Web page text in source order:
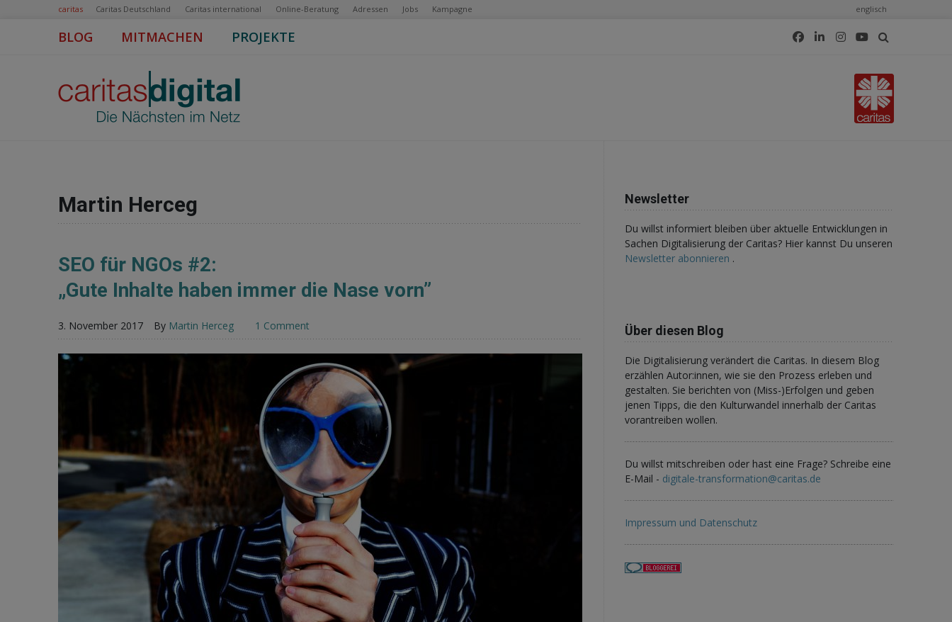
caritas Caritas Deutschland Caritas international Online-Beratung Adressen Jobs Kampagne englisch
BLOG MITMACHEN PROJEKTE
Martin Herceg
SEO für NGOs #2:
„Gute Inhalte haben immer die Nase vorn”
3. November 2017 By Martin Herceg 1 Comment
Newsletter
Du willst informiert bleiben über aktuelle Entwicklungen in
Sachen Digitalisierung der Caritas? Hier kannst Du unseren
Newsletter abonnieren .
Über diesen Blog
Die Digitalisierung verändert die Caritas. In diesem Blog
erzählen Autor:innen, wie sie den Prozess erleben und
gestalten. Sie berichten von (Miss-)Erfolgen und geben
jenen Tipps, die den Kulturwandel innerhalb der Caritas
vorantreiben wollen.
Du willst mitschreiben oder hast eine Frage? Schreibe eine
E-Mail - digitale-transformation@caritas.de
Impressum und Datenschutz